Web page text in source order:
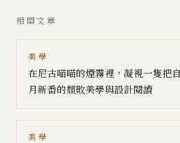
相關文章
美學
在尼古喵喵的煙霧裡，凝視一隻
月新番的頹敗美學與設計閱讀
美學